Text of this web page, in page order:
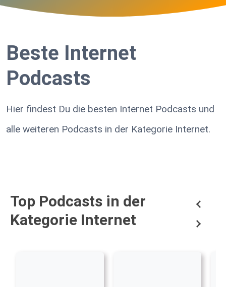
Beste Internet
Podcasts
Hier findest Du die besten Internet Podcasts und
alle weiteren Podcasts in der Kategorie Internet.
Top Podcasts in der
Kategorie Internet